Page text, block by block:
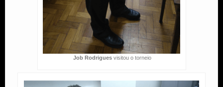
Job Rodrigues visitou o torneio